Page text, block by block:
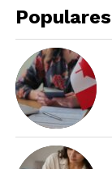
Populares